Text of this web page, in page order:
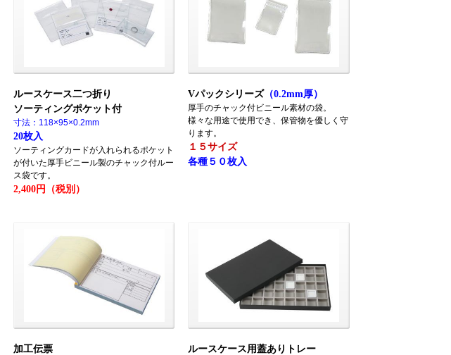
ルースケース二つ折り
ソーティングポケット付
寸法：118×95×0.2mm
20枚入
ソーティングカードが入れられるポケット
が付いた厚手ビニール製のチャック付ルー
ス袋です。
2,400円（税別）
Vパックシリーズ（0.2mm厚）
厚手のチャック付ビニール素材の袋。
様々な用途で使用でき、保管物を優しく守
ります。
１５サイズ
各種５０枚入
加工伝票 ルースケース用蓋ありトレー